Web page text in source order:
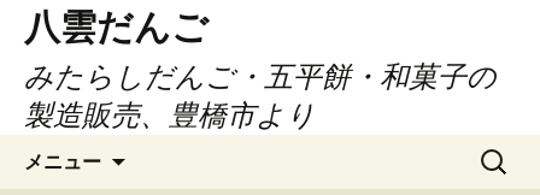
ツ
ス
八雲だんご
みたらしだんご・五平餅・和菓子の
製造販売、豊橋市より
メニュー
検
索: